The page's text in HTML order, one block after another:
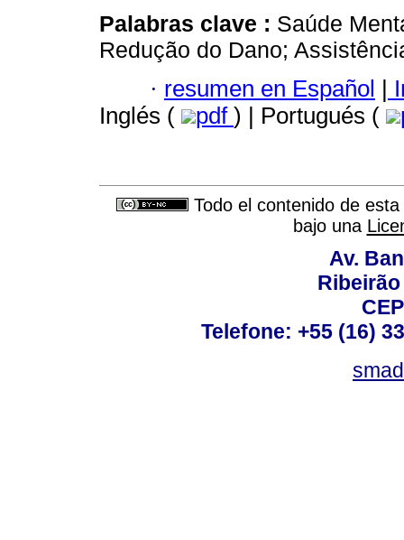
Palabras clave : Saúde
Redução do Dano;
· resumen en Español |
Inglés (
pdf ) | Portugués (
Todo el contenido de
bajo una
Av.
Telefone: +55 (16)